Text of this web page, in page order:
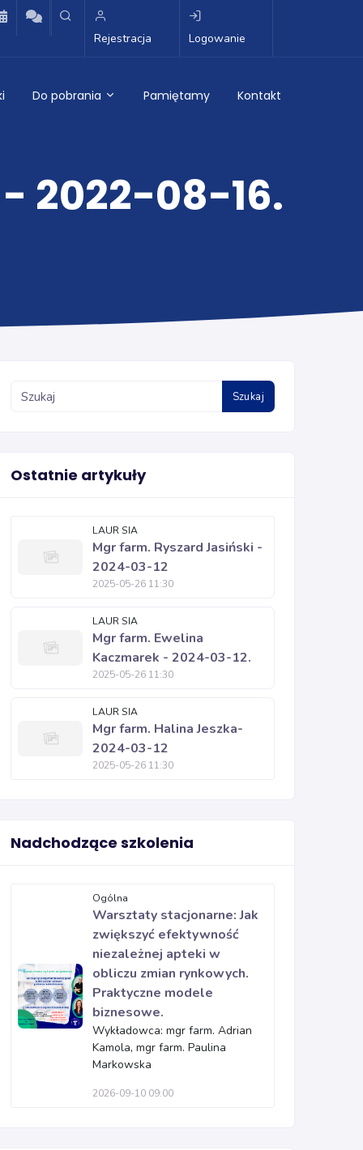
Rejestracja Logowanie
Do pobrania Pamiętamy Kontakt
2022-08-16.
Szukaj
Ostatnie artykuły
LAUR SIA
Mgr farm. Ryszard Jasiński -
2024-03-12
2025-05-26 11:30
LAUR SIA
Mgr farm. Ewelina
Kaczmarek - 2024-03-12.
2025-05-26 11:30
LAUR SIA
Mgr farm. Halina Jeszka-
2024-03-12
2025-05-26 11:30
Nadchodzące szkolenia
Ogólna
Warsztaty stacjonarne: Jak
zwiększyć efektywność
niezależnej apteki w
obliczu zmian rynkowych.
Praktyczne modele
biznesowe.
Wykładowca: mgr farm. Adrian
Kamola, mgr farm. Paulina
Markowska
2026-09-10 09:00